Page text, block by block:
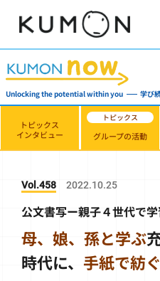
Unlocking the potential within you 学び
トピックス
インタビュー
グループの活動
Vol.458 2022.10.25
公文書写ー親子４世代で
母、娘、孫と学ぶ
時代に、手紙で紡